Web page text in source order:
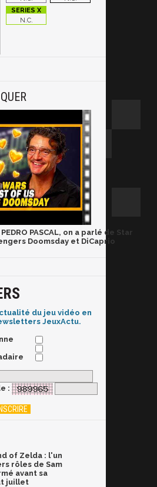
N.C.
PASCAL, on a parlé de Star
Doomsday et DiCaprio
du jeu vidéo en
JeuxActu.
:
of Zelda : l'un
rôles de Sam
avant sa
juillet